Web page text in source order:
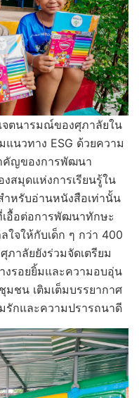
จตนารมณ์ของศุภาลัยใน
นวทาง ESG ด้วยความ
คัญของการพัฒนา
สมุดแห่งการเรียนรู้ใน
ำหรับอ่านหนังสือเท่านั้น
เอื้อต่อการพัฒนาทักษะ
ใจให้กับเด็ก ๆ กว่า 400
าลัยยังร่วมจัดเตรียม
งรอยยิ้มและความอบอุ่น
ชน เติมเต็มบรรยากาศ
รักและความปรารถนาดี